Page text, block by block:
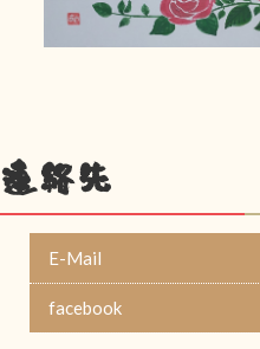
連絡先
E-Mail
facebook